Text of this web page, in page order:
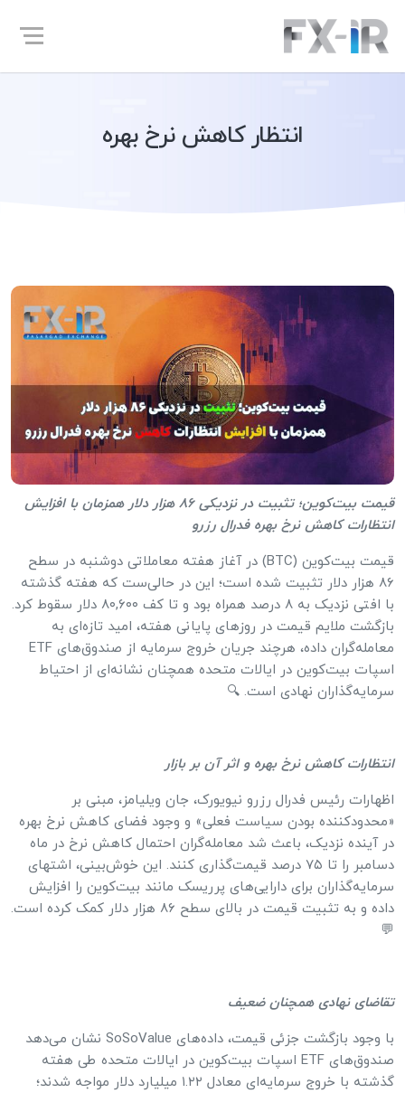
انتظار کاهش نرخ بهره
قیمت بیت‌کوین؛ تثبیت در نزدیکی ۸۶ هزار دلار همزمان با افزایش
انتظارات کاهش نرخ بهره فدرال رزرو
قیمت بیت‌کوین (BTC) در آغاز هفته معاملاتی دوشنبه در سطح
۸۶ هزار دلار تثبیت شده است؛ این در حالی‌ست که هفته گذشته
با افتی نزدیک به ۸ درصد همراه بود و تا کف ۸۰,۶۰۰ دلار سقوط کرد.
بازگشت ملایم قیمت در روزهای پایانی هفته، امید تازه‌ای به
معامله‌گران داده، هرچند جریان خروج سرمایه از صندوق‌های ETF
اسپات بیت‌کوین در ایالات متحده همچنان نشانه‌ای از احتیاط
سرمایه‌گذاران نهادی است. 🔍
انتظارات کاهش نرخ بهره و اثر آن بر بازار
اظهارات رئیس فدرال رزرو نیویورک، جان ویلیامز، مبنی بر
«محدودکننده بودن سیاست فعلی» و وجود فضای کاهش نرخ بهره
در آینده نزدیک، باعث شد معامله‌گران احتمال کاهش نرخ در ماه
دسامبر را تا ۷۵ درصد قیمت‌گذاری کنند. این خوش‌بینی، اشتهای
سرمایه‌گذاران برای دارایی‌های پرریسک مانند بیت‌کوین را افزایش
داده و به تثبیت قیمت در بالای سطح ۸۶ هزار دلار کمک کرده است.
💬
تقاضای نهادی همچنان ضعیف
با وجود بازگشت جزئی قیمت، داده‌های SoSoValue نشان می‌دهد
صندوق‌های ETF اسپات بیت‌کوین در ایالات متحده طی هفته
گذشته با خروج سرمایه‌ای معادل ۱.۲۲ میلیارد دلار مواجه شدند؛